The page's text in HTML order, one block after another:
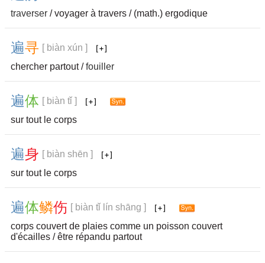
traverser / voyager à travers / (math.) ergodique
遍寻 [ biàn xún ]
chercher partout /fouiller
遍体 [ biàn tǐ ]
sur tout le corps
遍身 [ biàn shēn ]
sur tout le corps
遍体鳞伤 [ biàn tǐ lín shāng ]
corps couvert de plaies comme un poisson couvert
d'écailles / être répandu partout